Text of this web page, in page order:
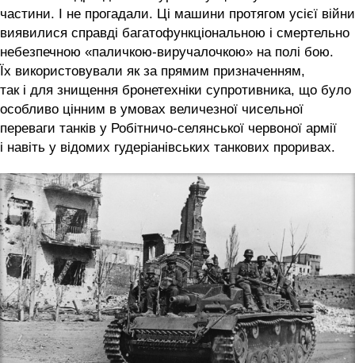
частини. І не прогадали. Ці машини протягом усієї війни
виявилися справді багатофункціональною і смертельно
небезпечною «паличкою-виручалочкою» на полі бою.
Їх використовували як за прямим призначенням,
так і для знищення бронетехніки супротивника, що було
особливо цінним в умовах величезної чисельної
переваги танків у Робітничо-селянської червоної армії
і навіть у відомих гудеріанівських танкових проривах.